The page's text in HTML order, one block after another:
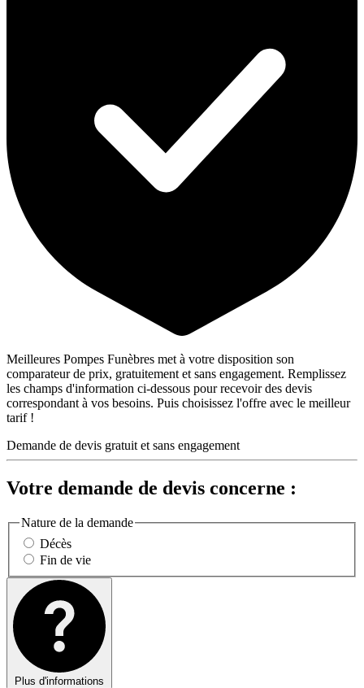
Meilleures Pompes Funèbres met à votre disposition son
comparateur de prix, gratuitement et sans engagement. Remplissez
les champs d'information ci-dessous pour recevoir des devis
correspondant à vos besoins. Puis choisissez l'offre avec le meilleur
tarif !
Demande de devis gratuit et sans engagement
Votre demande de devis concerne :
Nature de la demande
Décès
Fin de vie
Plus d'informations